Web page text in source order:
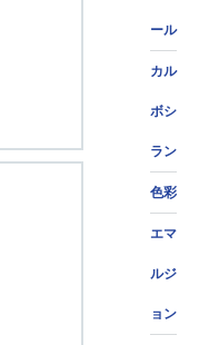
ール
カル
ボシ
ラン
色彩
エマ
ルジ
ョン